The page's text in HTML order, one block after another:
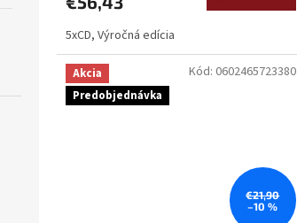
5xCD, Výročná edícia
Akcia
Predobjednávka
€21,90
–10 %
Kód: 0602465723380